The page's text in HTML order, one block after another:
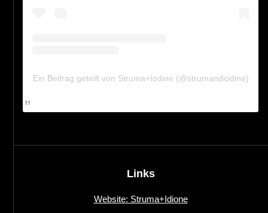
Ein Beitrag geteilt von Struma+Iodine (@strumandiodine)
Links
Website: Struma+Idione